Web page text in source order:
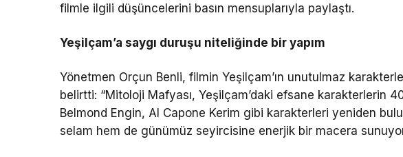
filmle ilgili düşüncelerini basın mensuplarıyla paylaştı.
Yeşilçam’a saygı duruşu niteliğinde bir yapım
Yönetmen Orçun Benli, filmin Yeşilçam’ın unutulmaz
belirtti: “Mitoloji Mafyası, Yeşilçam’daki efsane karakterlerin
Belmond Engin, Al Capone Kerim gibi karakterleri yeniden
selam hem de günümüz seyircisine enerjik bir macera